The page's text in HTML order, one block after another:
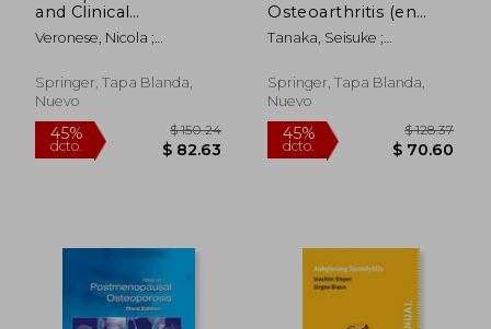
and Clinical
Implications (en
Inglés)
Veronese, Nicola ;
Sabico, Shaun
Springer, Tapa Blanda,
Nuevo
Osteoarthritis (en
Inglés)
Tanaka, Seisuke ;
Springer, Tapa Blanda,
Nuevo